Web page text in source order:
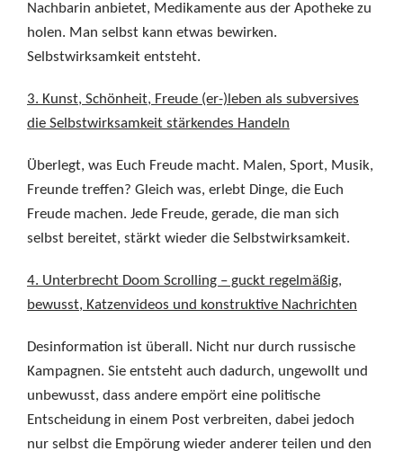
Nachbarin anbietet, Medikamente aus der Apotheke zu
holen. Man selbst kann etwas bewirken.
Selbstwirksamkeit entsteht.
3. Kunst, Schönheit, Freude (er-)leben als subversives
die Selbstwirksamkeit stärkendes Handeln
Überlegt, was Euch Freude macht. Malen, Sport, Musik,
Freunde treffen? Gleich was, erlebt Dinge, die Euch
Freude machen. Jede Freude, gerade, die man sich
selbst bereitet, stärkt wieder die Selbstwirksamkeit.
4. Unterbrecht Doom Scrolling – guckt regelmäßig,
bewusst, Katzenvideos und konstruktive Nachrichten
Desinformation ist überall. Nicht nur durch russische
Kampagnen. Sie entsteht auch dadurch, ungewollt und
unbewusst, dass andere empört eine politische
Entscheidung in einem Post verbreiten, dabei jedoch
nur selbst die Empörung wieder anderer teilen und den